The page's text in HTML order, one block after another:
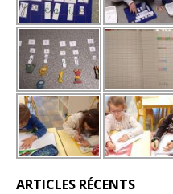
ARTICLES RÉCENTS